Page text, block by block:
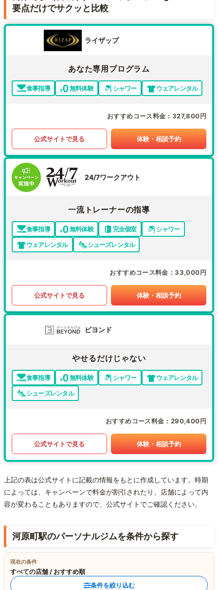
要点だけでサクッと比較
ライザップ
あなた専用プログラム
食事指導 無料体験 シャワー ウェアレンタル
おすすめコース料金 327,800円
公式サイトで見る 体験・相談予約
24/7ワークアウト
一流トレーナーの指導
食事指導 無料体験 完全個室
シャワー
ウェアレンタル
シューズレンタル
おすすめコース料金 33,000円
公式サイトで見る 体験・相談予約
ビヨンド
やせるだけじゃない
食事指導 無料体験 シャワー
ウェアレンタル
シューズレンタル
おすすめコース料金 290,400円
公式サイトで見る 体験・相談予約
上記の表は公式サイトに記載の情報をもとに作成しています。時期
によっては、キャンペーンで料金が割引されたり、店舗によって内
容が変わることもありますので、公式サイトでご確認ください。
河原町駅のパーソナルジムを条件から探す
現在の条件
すべての店舗 / おすすめ順
条件を絞り込む